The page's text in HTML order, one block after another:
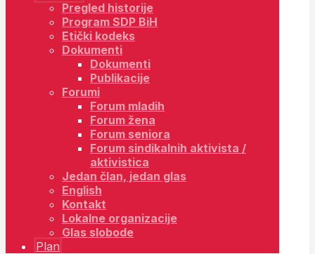
Pregled historije
Program SDP BiH
Etički kodeks
Dokumenti
Dokumenti
Publikacije
Forumi
Forum mladih
Forum žena
Forum seniora
Forum sindikalnih aktivista /
aktivistica
Jedan član, jedan glas
English
Kontakt
Lokalne organizacije
Glas slobode
Plan